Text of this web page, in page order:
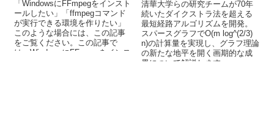
「WindowsにFFmpegをインスト
ールしたい」「ffmpegコマンド
が実行できる環境を作りたい」
このような場合には、この記事
をご覧ください。この記事で
は、WindowsにFFmpegをインス
清華大学らの研究チームが70年
続いたダイクストラ法を超える
最短経路アルゴリズムを開発。
スパースグラフでO(m log^(2/3)
n)の計算量を実現し、グラフ理論
の新たな地平を開く画期的な成
果について解説します。